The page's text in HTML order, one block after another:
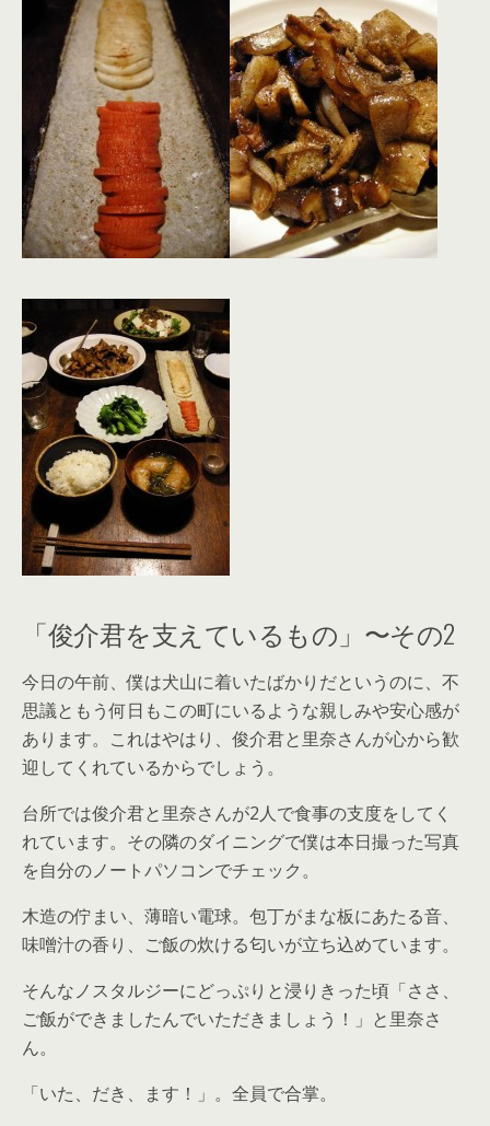
「俊介君を支えているもの」〜その2
今日の午前、僕は犬山に着いたばかりだというのに、不
思議ともう何日もこの町にいるような親しみや安心感が
あります。これはやはり、俊介君と里奈さんが心から歓
迎してくれているからでしょう。
台所では俊介君と里奈さんが2人で食事の支度をしてく
れています。その隣のダイニングで僕は本日撮った写真
を自分のノートパソコンでチェック。
木造の佇まい、薄暗い電球。包丁がまな板にあたる音、
味噌汁の香り、ご飯の炊ける匂いが立ち込めています。
そんなノスタルジーにどっぷりと浸りきった頃「ささ、
ご飯ができましたんでいただきましょう！」と里奈さ
ん。
「いた、だき、ます！」。全員で合掌。